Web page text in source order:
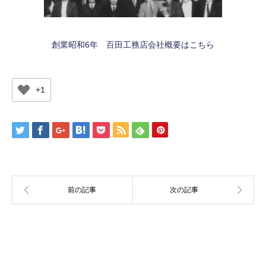
創業昭和6年 百田工務店会社概要はこちら
+1